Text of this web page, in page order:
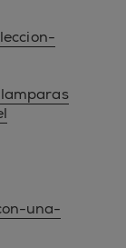
una-